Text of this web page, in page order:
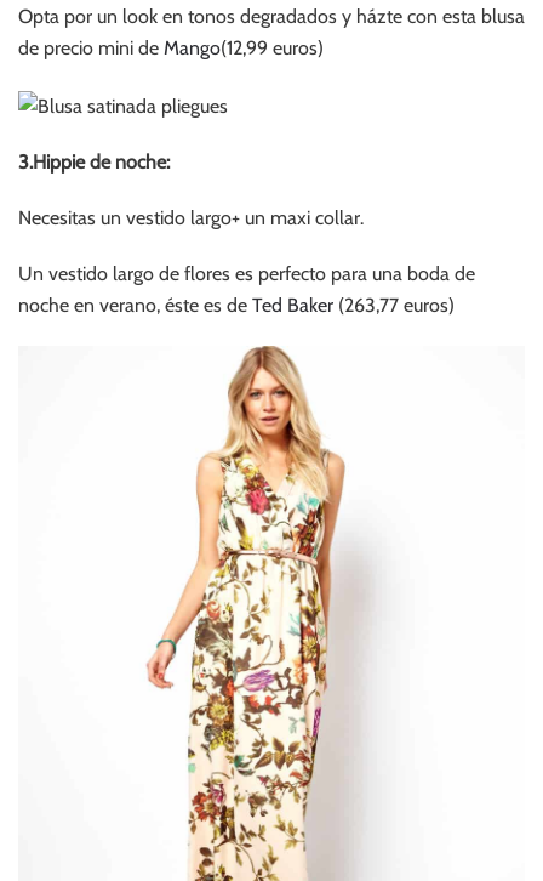
Opta por un look en tonos degradados y házte con esta blusa
de precio mini de Mango(12,99 euros)
3.Hippie de noche:
Necesitas un vestido largo+ un maxi collar.
Un vestido largo de flores es perfecto para una boda de
noche en verano, éste es de Ted Baker (263,77 euros)